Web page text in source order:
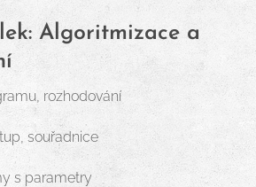
Algoritmizace a
rozhodování
souřadnice
s parametry